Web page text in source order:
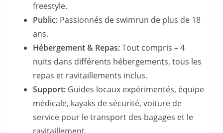
freestyle.
Public: Passionnés de swimrun de plus de 18
ans.
Hébergement & Repas:Tout compris – 4
nuits dans différents hébergements, tous les
repas et ravitaillements inclus.
Support: Guides locaux expérimentés, équipe
médicale, kayaks de sécurité, voiture de
service pour le transport des bagages et le